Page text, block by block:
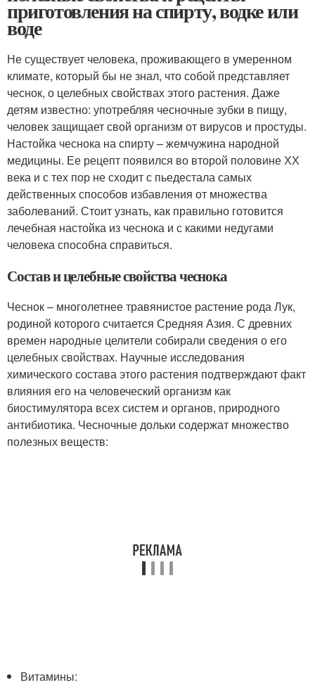
приготовления на спирту, водке или
воде
Не существует человека, проживающего в умеренном
климате, который бы не знал, что собой представляет
чеснок, о целебных свойствах этого растения. Даже
детям известно: употребляя чесночные зубки в пищу,
человек защищает свой организм от вирусов и простуды.
Настойка чеснока на спирту – жемчужина народной
медицины. Ее рецепт появился во второй половине ХХ
века и с тех пор не сходит с пьедестала самых
действенных способов избавления от множества
заболеваний. Стоит узнать, как правильно готовится
лечебная настойка из чеснока и с какими недугами
человека способна справиться.
Состав и целебные свойства чеснока
Чеснок – многолетнее травянистое растение рода Лук,
родиной которого считается Средняя Азия. С древних
времен народные целители собирали сведения о его
целебных свойствах. Научные исследования
химического состава этого растения подтверждают факт
влияния его на человеческий организм как
биостимулятора всех систем и органов, природного
антибиотика. Чесночные дольки содержат множество
полезных веществ:
Витамины: